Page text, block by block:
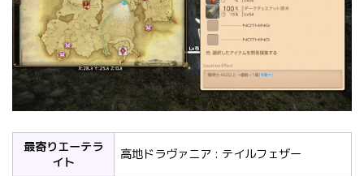
最寄りエーテラ
イト
高地ドラヴァニア : テイルフェザー